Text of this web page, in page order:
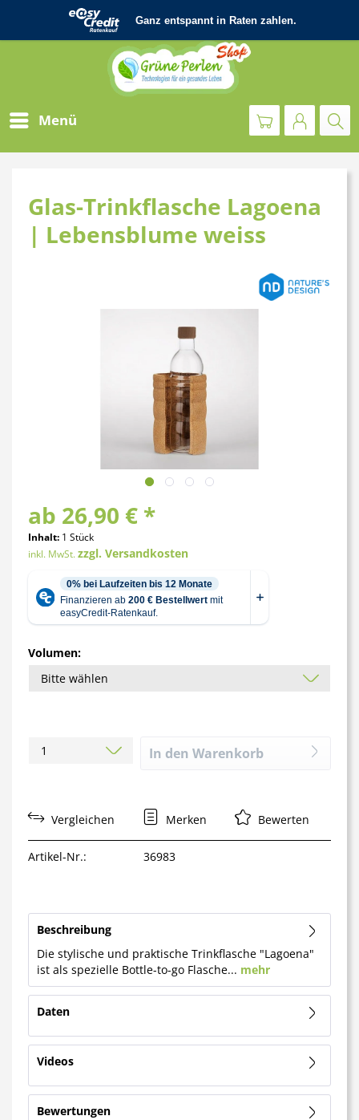
Menü
Glas-Trinkflasche Lagoena
| Lebensblume weiss
ab 26,90 € *
Inhalt: 1 Stück
inkl. MwSt.zzgl. Versandkosten
Volumen:
In den Warenkorb
Vergleichen Merken Bewerten
Artikel-Nr.: 36983
Beschreibung
Die stylische und praktische Trinkflasche "Lagoena"
ist als spezielle Bottle-to-go Flasche... mehr
Daten
Videos
Bewertungen